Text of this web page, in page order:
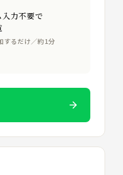
入力不要で
するだけ／約1分